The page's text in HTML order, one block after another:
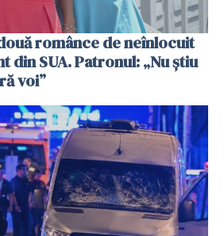
românce de neînlocuit
din SUA. Patronul: „Nu știu
voi”